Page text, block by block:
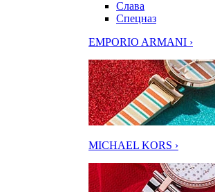
Слава
Спецназ
EMPORIO ARMANI ›
MICHAEL KORS ›